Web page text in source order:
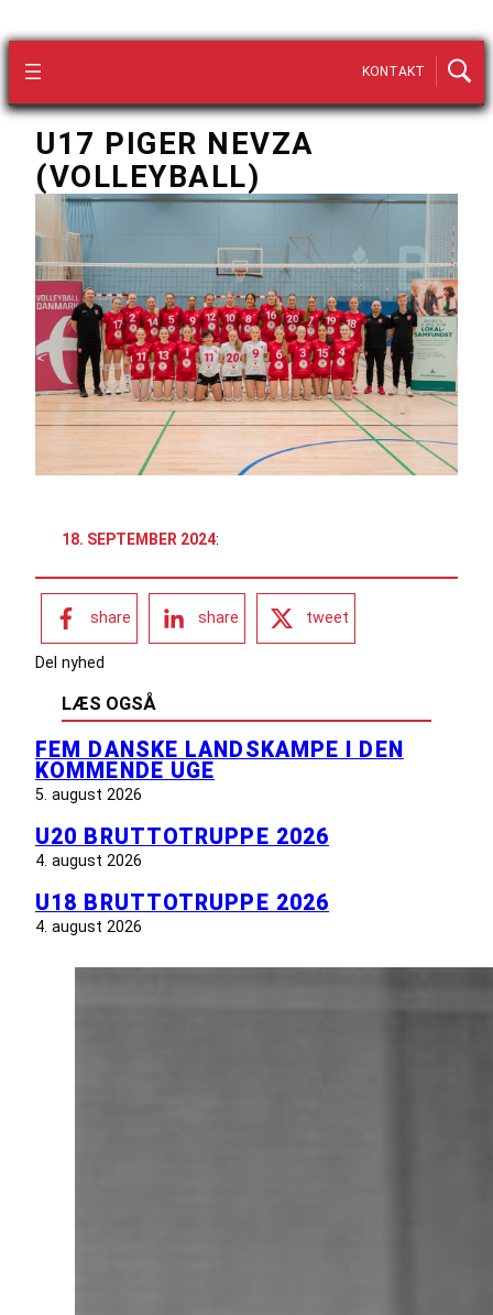
KONTAKT
U17 PIGER NEVZA
(VOLLEYBALL)
18. SEPTEMBER 2024:
share share tweet
Del nyhed
LÆS OGSÅ
FEM DANSKE LANDSKAMPE I DEN
KOMMENDE UGE
5. august 2026
U20 BRUTTOTRUPPE 2026
4. august 2026
U18 BRUTTOTRUPPE 2026
4. august 2026